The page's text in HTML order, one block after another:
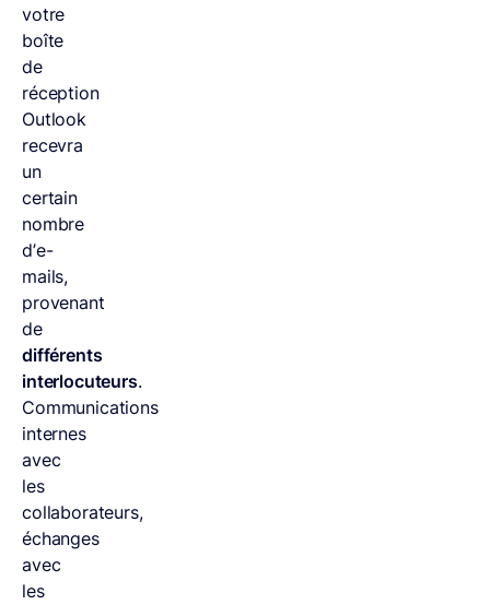
votre
boîte
de
réception
Outlook
recevra
un
certain
nombre
d’e-
mails,
provenant
de
différents
interlocuteurs.
Communications
internes
avec
les
collaborateurs,
échanges
avec
les